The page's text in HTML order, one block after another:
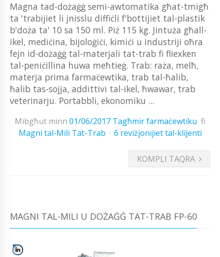
Magna tad-dożaġġ semi-awtomatika għat-tmigħ
ta 'trabijiet li jnisslu diffiċli f'bottijiet tal-plastik
b'doża ta' 10 sa 150 ml. Piż 115 kg. Jintuża għall-
ikel, mediċina, bijoloġiċi, kimiċi u industriji oħra
fejn id-dożaġġ tal-materjali tat-trab fi fliexken
tal-peniċillina huwa meħtieġ. Trab: raża, melħ,
materja prima farmaċewtika, trab tal-ħalib,
ħalib tas-sojja, addittivi tal-ikel, ħwawar, trab
veterinarju. Portabbli, ekonomiku ...
Mibgħut minn 01/06/2017 Tagħmir farmaċewtiku fi
Magni tal-Mili Tat-Trab
6 reviżjonijiet tal-klijenti
KOMPLI TAQRA
MAGNI TAL-MILI U DOŻAĠĠ TAT-TRAB FP-60